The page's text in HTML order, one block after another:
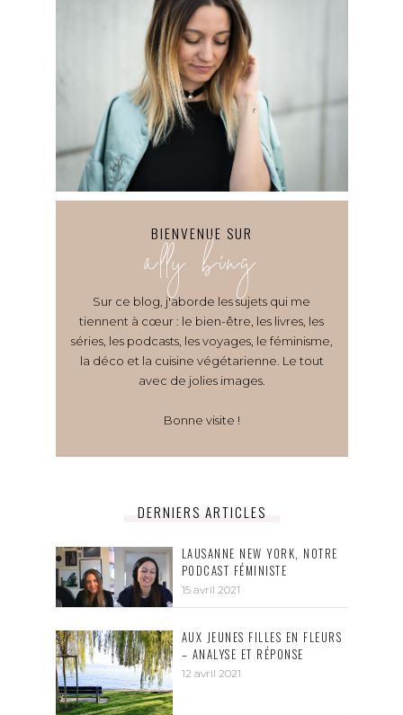
BIENVENUE SUR
ally bing
Sur ce blog, j'aborde les sujets qui me
tiennent à cœur : le bien-être, les livres, les
séries, les podcasts, les voyages, le féminisme,
la déco et la cuisine végétarienne. Le tout
avec de jolies images.
Bonne visite !
DERNIERS ARTICLES
LAUSANNE NEW YORK, NOTRE
PODCAST FÉMINISTE
15 avril 2021
AUX JEUNES FILLES EN FLEURS
– ANALYSE ET RÉPONSE
12 avril 2021